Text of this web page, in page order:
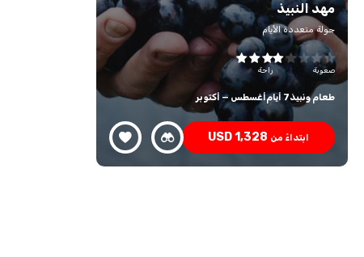
مهد النبيذ
جولة متعددة الأيام
صعوبة راحة
طعام ونبيذ7 أيام أغسطس — أكتوبر
ابتداءً من USD1,328